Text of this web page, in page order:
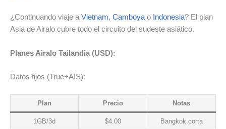
¿Continuando viaje a Vietnam, Camboya o Indonesia? El plan
Asia de Airalo cubre todo el circuito del sudeste asiático.
Planes Airalo Tailandia (USD):
Datos fijos (True+AIS):
Plan Precio Notas
1GB/3d $4.00 Bangkok corta